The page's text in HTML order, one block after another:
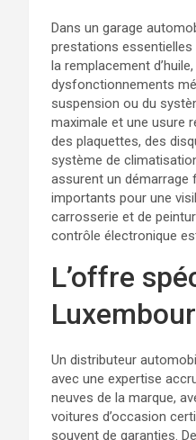
Dans un garage
prestations
la remplacement
dysfonctionnements
suspension ou du
maximale et une usure
des plaquettes, des
système de
assurent un démarrage
importants pour une
carrosserie et de
contrôle électronique
L’offre
Un distributeur
avec une expertise
neuves de la marque,
voitures d’occasion
souvent de garanties.